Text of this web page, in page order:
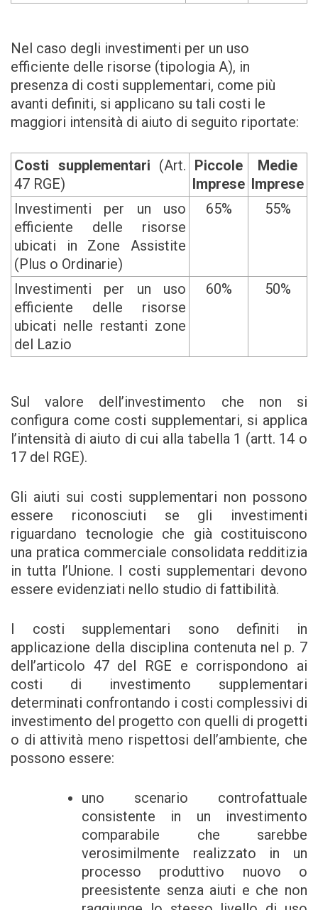
Nel caso degli investimenti per un uso
efficiente delle risorse (tipologia A), in
presenza di costi supplementari, come più
avanti definiti, si applicano su tali costi le
maggiori intensità di aiuto di seguito riportate:
Costi supplementari (Art.
47 RGE)
Piccole
Imprese
Medie
Imprese
Investimenti per un uso
efficiente delle risorse
ubicati in Zone Assistite
(Plus o Ordinarie)
65% 55%
Investimenti per un uso
efficiente delle risorse
ubicati nelle restanti zone
del Lazio
60% 50%
Sul valore dell’investimento che non si
configura come costi supplementari, si applica
l’intensità di aiuto di cui alla tabella 1 (artt. 14 o
17 del RGE).
Gli aiuti sui costi supplementari non possono
essere riconosciuti se gli investimenti
riguardano tecnologie che già costituiscono
una pratica commerciale consolidata redditizia
in tutta l’Unione. I costi supplementari devono
essere evidenziati nello studio di fattibilità.
I costi supplementari sono definiti in
applicazione della disciplina contenuta nel p. 7
dell’articolo 47 del RGE e corrispondono ai
costi di investimento supplementari
determinati confrontando i costi complessivi di
investimento del progetto con quelli di progetti
o di attività meno rispettosi dell’ambiente, che
possono essere:
uno scenario controfattuale
consistente in un investimento
comparabile che sarebbe
verosimilmente realizzato in un
processo produttivo nuovo o
preesistente senza aiuti e che non